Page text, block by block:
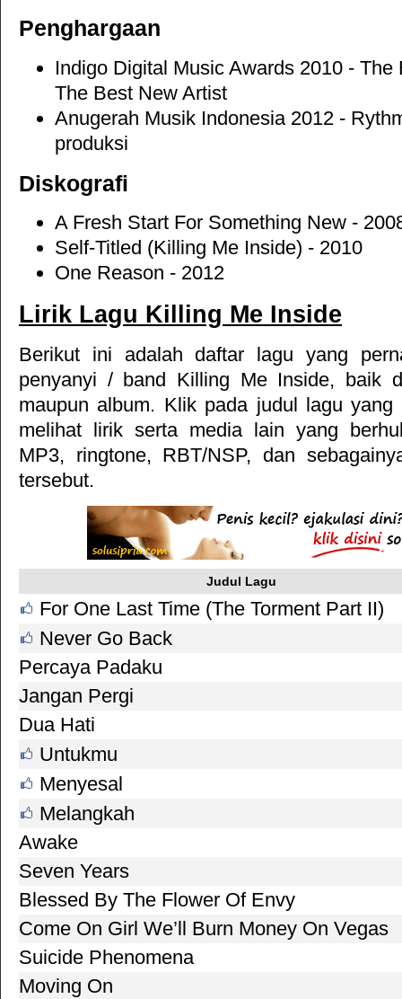
Penghargaan
Indigo Digital Music Awards 2010 -
The Best New Artist
Anugerah Musik Indonesia 2012 -
produksi
Diskografi
A Fresh Start For Something New -
Self-Titled (Killing Me Inside) - 2010
One Reason - 2012
Lirik Lagu Killing Me Inside
Berikut ini adalah daftar lagu yang
penyanyi / band Killing Me Inside, baik
maupun album. Klik pada judul lagu yang
melihat lirik serta media lain yang
MP3, ringtone, RBT/NSP, dan
tersebut.
Judul Lagu
For One Last Time (The Torment Part II)
Never Go Back
Percaya Padaku
Jangan Pergi
Dua Hati
Untukmu
Menyesal
Melangkah
Awake
Seven Years
Blessed By The Flower Of Envy
Come On Girl We’ll Burn Money On Vegas
Suicide Phenomena
Moving On